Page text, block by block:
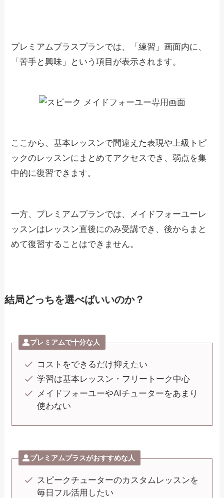
プレミアムプラスプランでは、「練習」画面内に、
「苦手と興味」という項目が表示されます。
ここから、基本レッスンで間違えた表現や上級トピ
ックのレッスンにまとめてアクセスでき、弱点を集
中的に復習できます。
一方、プレミアムプランでは、メイドフォーユーレ
ッスンはレッスン直後にのみ受講でき、後からまと
めて復習することはできません。
結局どっちを選べばいいのか？
プレミアムで十分な人
コストをできるだけ抑えたい
学習は基本レッスン・フリートーク中心
メイドフォーユーやAIチューターをあまり
使わない
プレミアムプラスがおすすめな人
スピークチューターのカスタムレッスンを
毎日フル活用したい